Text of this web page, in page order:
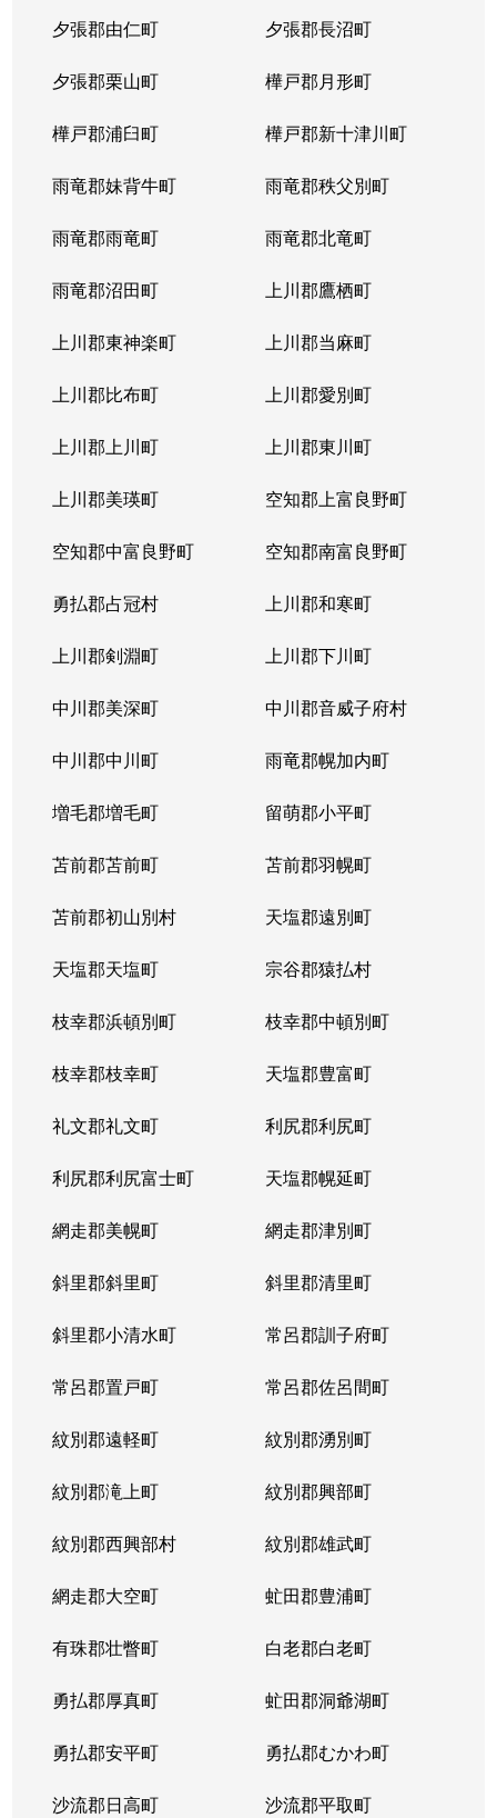
夕張郡由仁町 夕張郡長沼町
夕張郡栗山町 樺戸郡月形町
樺戸郡浦臼町 樺戸郡新十津川町
雨竜郡妹背牛町 雨竜郡秩父別町
雨竜郡雨竜町 雨竜郡北竜町
雨竜郡沼田町 上川郡鷹栖町
上川郡東神楽町 上川郡当麻町
上川郡比布町 上川郡愛別町
上川郡上川町 上川郡東川町
上川郡美瑛町 空知郡上富良野町
空知郡中富良野町 空知郡南富良野町
勇払郡占冠村 上川郡和寒町
上川郡剣淵町 上川郡下川町
中川郡美深町 中川郡音威子府村
中川郡中川町 雨竜郡幌加内町
増毛郡増毛町 留萌郡小平町
苫前郡苫前町 苫前郡羽幌町
苫前郡初山別村 天塩郡遠別町
天塩郡天塩町 宗谷郡猿払村
枝幸郡浜頓別町 枝幸郡中頓別町
枝幸郡枝幸町 天塩郡豊富町
礼文郡礼文町 利尻郡利尻町
利尻郡利尻富士町 天塩郡幌延町
網走郡美幌町 網走郡津別町
斜里郡斜里町 斜里郡清里町
斜里郡小清水町 常呂郡訓子府町
常呂郡置戸町 常呂郡佐呂間町
紋別郡遠軽町 紋別郡湧別町
紋別郡滝上町 紋別郡興部町
紋別郡西興部村 紋別郡雄武町
網走郡大空町 虻田郡豊浦町
有珠郡壮瞥町 白老郡白老町
勇払郡厚真町 虻田郡洞爺湖町
勇払郡安平町 勇払郡むかわ町
沙流郡日高町 沙流郡平取町